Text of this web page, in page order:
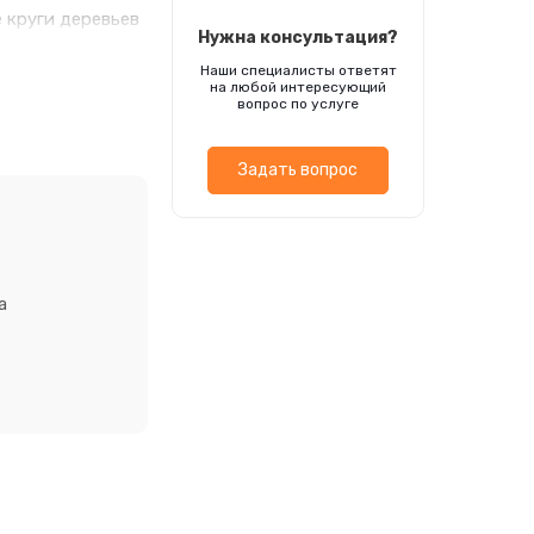
деревьев
Нужна консультация?
Наши специалисты ответят
на любой интересующий
вопрос по услуге
Задать вопрос